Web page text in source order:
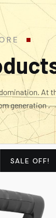
At
generation .
SALE OFF!